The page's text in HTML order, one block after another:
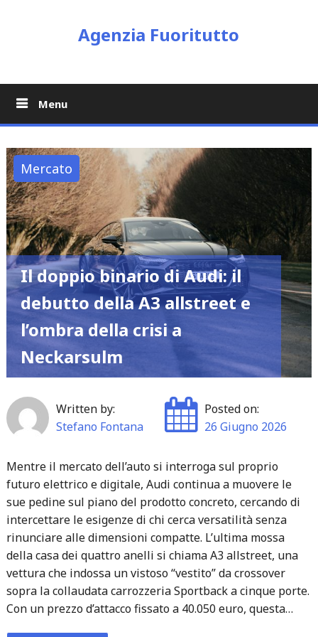
Agenzia Fuoritutto
Menu
Mercato
Il doppio binario di Audi: il
debutto della A3 allstreet e
l’ombra della crisi a
Neckarsulm
Written by:
Stefano Fontana
Posted on:
26 Giugno 2026
Mentre il mercato dell’auto si interroga sul proprio
futuro elettrico e digitale, Audi continua a muovere le
sue pedine sul piano del prodotto concreto, cercando di
intercettare le esigenze di chi cerca versatilità senza
rinunciare alle dimensioni compatte. L’ultima mossa
della casa dei quattro anelli si chiama A3 allstreet, una
vettura che indossa un vistoso “vestito” da crossover
sopra la collaudata carrozzeria Sportback a cinque porte.
Con un prezzo d’attacco fissato a 40.050 euro, questa…